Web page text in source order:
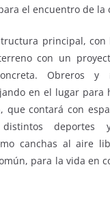
el encuentro de la
principal, con
con un
Obreros y
en el lugar para
que contará con
deportes
canchas al aire
para la vida en